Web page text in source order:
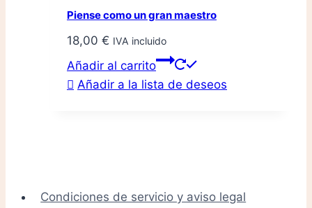
Piense como un gran maestro
18,00 € IVA incluido
Añadir al carrito
Añadir a la lista de deseos
Condiciones de servicio y aviso legal